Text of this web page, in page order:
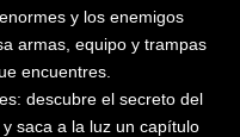
y los enemigos
armas, equipo y trampas
encuentres.
descubre el secreto del
saca a la luz un capítulo